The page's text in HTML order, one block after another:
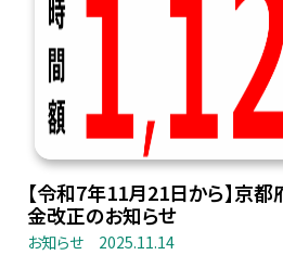
【令和7年11月21日から】京
金改正のお知らせ
お知らせ 2025.11.14